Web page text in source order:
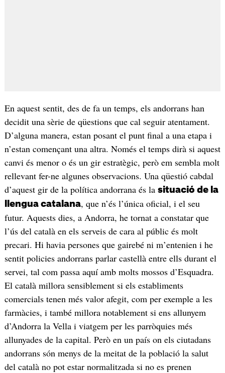
En aquest sentit, des de fa un temps, els andorrans han
decidit una sèrie de qüestions que cal seguir atentament.
D’alguna manera, estan posant el punt final a una etapa i
n’estan començant una altra. Només el temps dirà si aquest
canvi és menor o és un gir estratègic, però em sembla molt
rellevant fer-ne algunes observacions. Una qüestió cabdal
d’aquest gir de la política andorrana és la situació de la
llengua catalana, que n’és l’única oficial, i el seu
futur. Aquests dies, a Andorra, he tornat a constatar que
l’ús del català en els serveis de cara al públic és molt
precari. Hi havia persones que gairebé ni m’entenien i he
sentit policies andorrans parlar castellà entre ells durant el
servei, tal com passa aquí amb molts mossos d’Esquadra.
El català millora sensiblement si els establiments
comercials tenen més valor afegit, com per exemple a les
farmàcies, i també millora notablement si ens allunyem
d’Andorra la Vella i viatgem per les parròquies més
allunyades de la capital. Però en un país on els ciutadans
andorrans són menys de la meitat de la població la salut
del català no pot estar normalitzada si no es prenen